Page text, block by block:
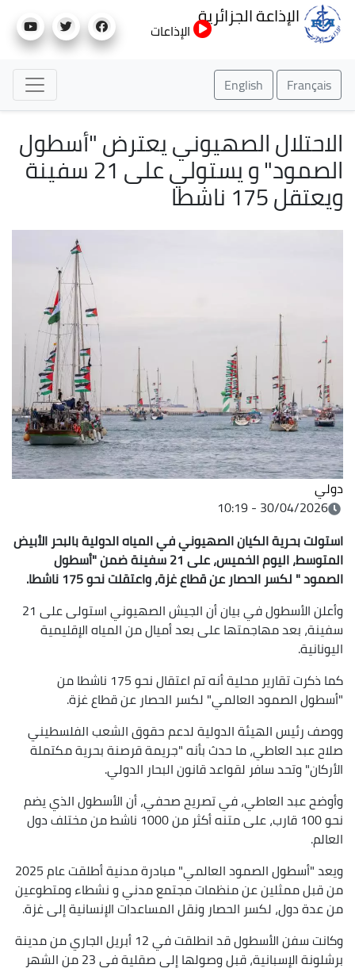
إلى
الإذاعة الجزائرية
الإذاعات
Français
English
الاحتلال الصهيوني يعترض "أسطول
الصمود" و يستولي على 21 سفينة
ويعتقل 175 ناشطا
دولي
30/04/2026 - 10:19
استولت بحرية الكيان الصهيوني في المياه الدولية بالبحر الأبيض
المتوسط، اليوم الخميس، على 21 سفينة ضمن "أسطول
الصمود " لكسر الحصار عن قطاع غزة، واعتقلت نحو 175 ناشطا.
وأعلن الأسطول في بيان أن الجيش الصهيوني استولى على 21
سفينة، بعد مهاجمتها على بعد أميال من المياه الإقليمية
اليونانية.
كما ذكرت تقارير محلية أنه تم اعتقال نحو 175 ناشطا من
"أسطول الصمود العالمي" لكسر الحصار عن قطاع غزة.
ووصف رئيس الهيئة الدولية لدعم حقوق الشعب الفلسطيني
صلاح عبد العاطي، ما حدث بأنه "جريمة قرصنة بحرية مكتملة
الأركان" وتحد سافر لقواعد قانون البحار الدولي.
وأوضح عبد العاطي، في تصريح صحفي، أن الأسطول الذي يضم
نحو 100 قارب، على متنه أكثر من 1000 ناشط من مختلف دول
العالم.
ويعد "أسطول الصمود العالمي" مبادرة مدنية أطلقت عام 2025
من قبل ممثلين عن منظمات مجتمع مدني و نشطاء ومتطوعين
من عدة دول، لكسر الحصار ونقل المساعدات الإنسانية إلى غزة.
وكانت سفن الأسطول قد انطلقت في 12 أبريل الجاري من مدينة
برشلونة الإسبانية، قبل وصولها إلى صقلية في 23 من الشهر